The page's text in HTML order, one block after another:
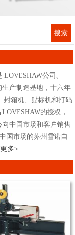
搜索
公司、
产制造基地，十六年
封箱机、贴标机和打码
的授权，
中国市场和客户销售
国市场的苏州雪诺自
多>